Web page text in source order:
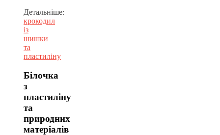
Детальніше:
крокодил
із
шишки
та
пластиліну
Білочка
з
пластиліну
та
природних
матеріалів